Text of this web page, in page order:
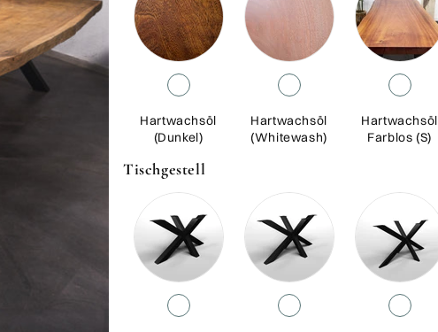
Hartwachsöl
(Dunkel)
Hartwachsöl
(Whitewash)
Hartwachsöl
Farblos (S)
Tischgestell